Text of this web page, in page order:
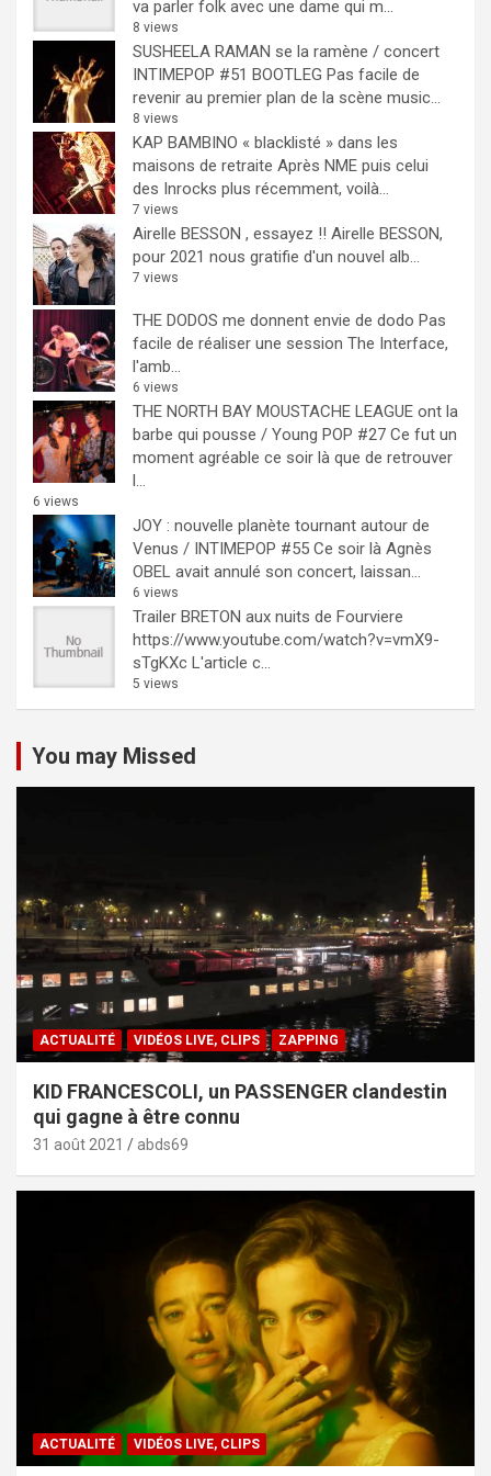
va parler folk avec une dame qui m...
8 views
SUSHEELA RAMAN se la ramène / concert
INTIMEPOP #51 BOOTLEG Pas facile de
revenir au premier plan de la scène music...
8 views
KAP BAMBINO « blacklisté » dans les
maisons de retraite Après NME puis celui
des Inrocks plus récemment, voilà...
7 views
Airelle BESSON , essayez !! Airelle BESSON,
pour 2021 nous gratifie d'un nouvel alb...
7 views
THE DODOS me donnent envie de dodo Pas
facile de réaliser une session The Interface,
l'amb...
6 views
THE NORTH BAY MOUSTACHE LEAGUE ont la
barbe qui pousse / Young POP #27 Ce fut un
moment agréable ce soir là que de retrouver
l...
6 views
JOY : nouvelle planète tournant autour de
Venus / INTIMEPOP #55 Ce soir là Agnès
OBEL avait annulé son concert, laissan...
6 views
Trailer BRETON aux nuits de Fourviere
https://www.youtube.com/watch?v=vmX9-
sTgKXc L'article c...
5 views
You may Missed
ACTUALITÉ VIDÉOS LIVE, CLIPS ZAPPING
KID FRANCESCOLI, un PASSENGER clandestin
qui gagne à être connu
31 août 2021 abds69
ACTUALITÉ VIDÉOS LIVE, CLIPS